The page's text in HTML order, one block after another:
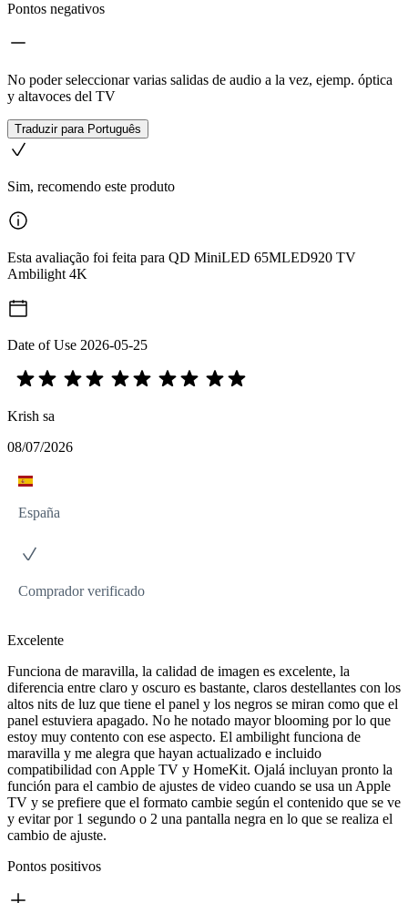
Pontos negativos
No poder seleccionar varias salidas de audio a la vez, ejemp. óptica
y altavoces del TV
Traduzir para Português
Sim, recomendo este produto
Esta avaliação foi feita para QD MiniLED 65MLED920 TV
Ambilight 4K
Date of Use 2026-05-25
Krish sa
08/07/2026
España
Comprador verificado
Excelente
Funciona de maravilla, la calidad de imagen es excelente, la
diferencia entre claro y oscuro es bastante, claros destellantes con los
altos nits de luz que tiene el panel y los negros se miran como que el
panel estuviera apagado. No he notado mayor blooming por lo que
estoy muy contento con ese aspecto. El ambilight funciona de
maravilla y me alegra que hayan actualizado e incluido
compatibilidad con Apple TV y HomeKit. Ojalá incluyan pronto la
función para el cambio de ajustes de video cuando se usa un Apple
TV y se prefiere que el formato cambie según el contenido que se ve
y evitar por 1 segundo o 2 una pantalla negra en lo que se realiza el
cambio de ajuste.
Pontos positivos